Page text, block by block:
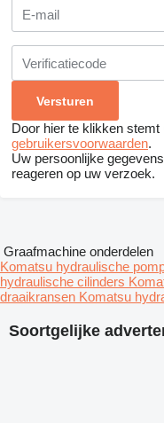
Door hier te klikken stemt
gebruikersvoorwaarden.
Uw persoonlijke
reageren op uw verzoek.
Soortgelijke
Graafmachine onderdelen
Komatsu hydraulische
hydraulische cilinders
draaikransen Komatsu